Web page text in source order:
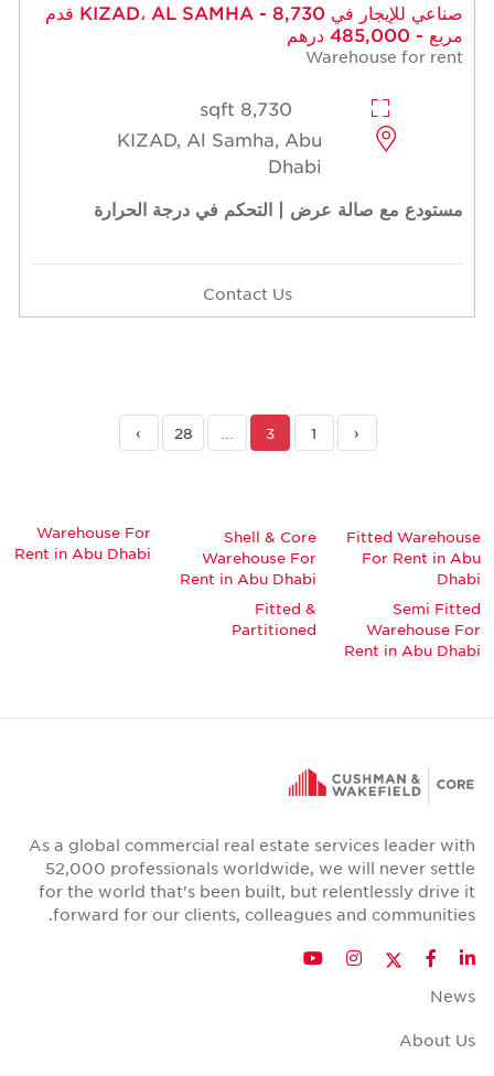
صناعي للإيجار في KIZAD، AL SAMHA - 8,730 قدم
مربع - 485,000 درهم
Warehouse for rent
8,730 sqft
KIZAD, Al Samha, Abu
Dhabi
مستودع مع صالة عرض | التحكم في درجة الحرارة
Contact Us
‹
1
3
28
›
Fitted Warehouse
For Rent in Abu
Dhabi
Semi Fitted
Warehouse For
Rent in Abu Dhabi
Shell & Core
Warehouse For
Rent in Abu Dhabi
Fitted &
Partitioned
Warehouse For
Rent in Abu Dhabi
As a global commercial real estate services leader with
52,000 professionals worldwide, we will never settle
for the world that's been built, but relentlessly drive it
forward for our clients, colleagues and communities.
LinkedIn
Facebook
Twitter
Instagram
YouTube
News
About Us